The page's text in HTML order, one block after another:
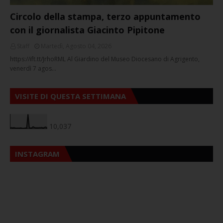
Circolo della stampa, terzo appuntamento
con il giornalista Giacinto Pipitone
https://ift.tt/JrhoRML Al Giardino del Museo Diocesano di Agrigento,
venerdì 7 agos…
VISITE DI QUESTA SETTIMANA
10,037
INSTAGRAM